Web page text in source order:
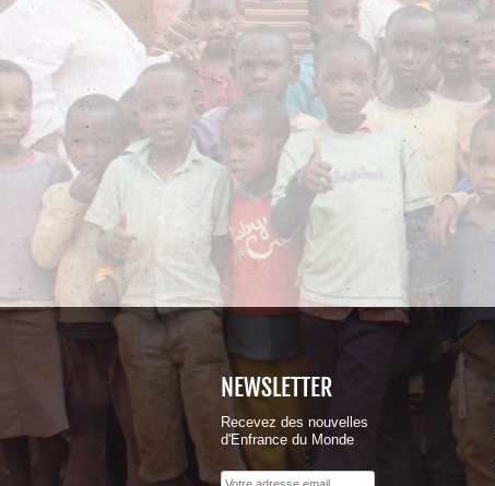
NEWSLETTER
Recevez des nouvelles
d'Enfrance du Monde